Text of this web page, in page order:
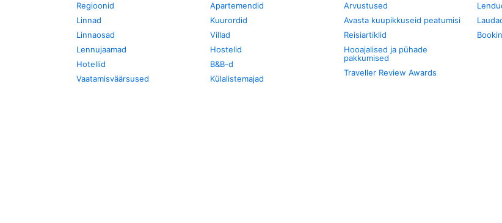
Regioonid
Linnad
Linnaosad
Lennujaamad
Hotellid
Vaatamisväärsused
Apartemendid
Kuurordid
Villad
Hostelid
B&B-d
Külalistemajad
Arvustused
Avasta kuupikkuseid peatumisi
Reisiartiklid
Hooajalised ja pühade
pakkumised
Traveller Review Awards